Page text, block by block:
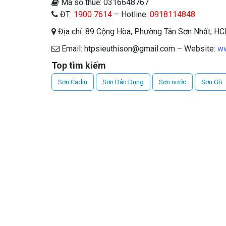
Mã số thuế: 0316648767
ĐT: 1900 7614 – Hotline: 0918114848
Địa chỉ: 89 Cộng Hòa, Phường Tân Sơn Nhất,
Email: htpsieuthison@gmail.com – Website:
Top tìm kiếm
Sơn Cadin Sơn Dân Dụng Sơn nước Sơn Gỗ